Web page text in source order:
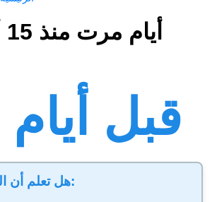
359 قبل أيام
ℹ️ هل تعلم أن اليوم هو أيضًا: